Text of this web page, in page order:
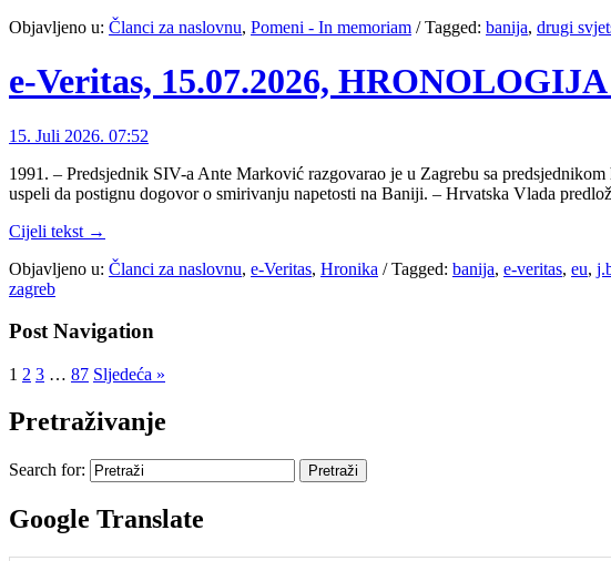
Objavljeno u: Članci za naslovnu, Pomeni - In memoriam /Tagged: banija, drugi
e-Veritas, 15.07.2026,
15. Juli 2026. 07:52
1991. – Predsjednik SIV-a Ante Marković razgovarao je u Zagrebu sa
uspeli da postignu dogovor o smirivanju napetosti na Baniji. – Hrvatska Vlada
Cijeli tekst →
Objavljeno u: Članci za naslovnu, e-Veritas, Hronika /Tagged: banija, e-veritas, eu,
zagreb
Post Navigation
1 2 3 … 87 Sljedeća »
Pretraživanje
Search for:
Google Translate